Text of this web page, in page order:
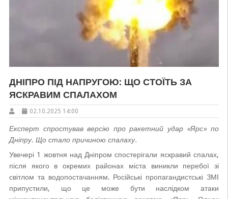
ДНІПРО ПІД НАПРУГОЮ: ЩО СТОЇТЬ ЗА
ЯСКРАВИМ СПАЛАХОМ
02.10.2025 14:00
Експерт спростував версію про ракетний удар «Ярс» по
Дніпру. Що стало причиною спалаху.
Увечері 1 жовтня над Дніпром спостерігали яскравий спалах,
після якого в окремих районах міста виникли перебої зі
світлом та водопостачанням. Російські пропагандистські ЗМІ
припустили, що це може бути наслідком атаки